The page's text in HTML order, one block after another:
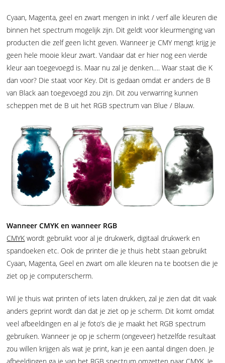
Cyaan, Magenta, geel en zwart mengen in inkt / verf alle kleuren die
binnen het spectrum mogelijk zijn. Dit geldt voor kleurmenging van
producten die zelf geen licht geven. Wanneer je CMY mengt krijg je
geen hele mooie kleur zwart. Vandaar dat er hier nog een vierde
kleur aan toegevoegd is. Maar nu zal je denken…. Waar staat die K
dan voor? Die staat voor Key. Dit is gedaan omdat er anders de B
van Black aan toegevoegd zou zijn. Dit zou verwarring kunnen
scheppen met de B uit het RGB spectrum van Blue / Blauw.
Wanneer CMYK en wanneer RGB
CMYK wordt gebruikt voor al je drukwerk, digitaal drukwerk en
spandoeken etc. Ook de printer die je thuis hebt staan gebruikt
Cyaan, Magenta, Geel en zwart om alle kleuren na te bootsen die je
ziet op je computerscherm.
Wil je thuis wat printen of iets laten drukken, zal je zien dat dit vaak
anders geprint wordt dan dat je ziet op je scherm. Dit komt omdat
veel afbeeldingen en al je foto’s die je maakt het RGB spectrum
gebruiken. Wanneer je op je scherm (ongeveer) hetzelfde resultaat
zou willen krijgen als wat je print, kan je een aantal dingen doen. Je